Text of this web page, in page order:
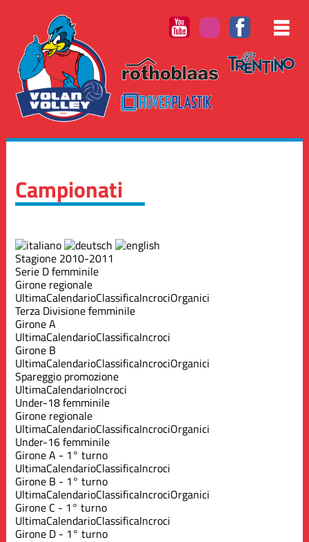
Campionati
Stagione 2010-2011
Serie D femminile
Girone regionale
UltimaCalendarioClassificaIncrociOrganici
Terza Divisione femminile
Girone A
UltimaCalendarioClassificaIncroci
Girone B
UltimaCalendarioClassificaIncrociOrganici
Spareggio promozione
UltimaCalendarioIncroci
Under-18 femminile
Girone regionale
UltimaCalendarioClassificaIncrociOrganici
Under-16 femminile
Girone A - 1° turno
UltimaCalendarioClassificaIncroci
Girone B - 1° turno
UltimaCalendarioClassificaIncrociOrganici
Girone C - 1° turno
UltimaCalendarioClassificaIncroci
Girone D - 1° turno